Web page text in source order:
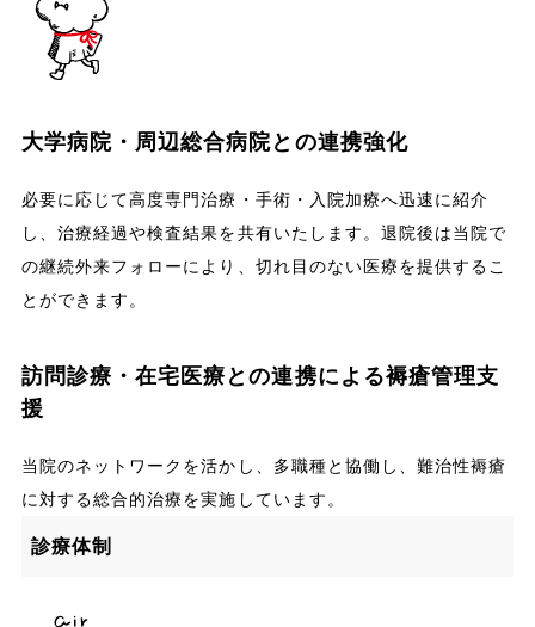
大学病院・周辺総合病院との連携強化
必要に応じて高度専門治療・手術・入院加療へ迅速に紹介
し、治療経過や検査結果を共有いたします。退院後は当院で
の継続外来フォローにより、切れ目のない医療を提供するこ
とができます。
訪問診療・在宅医療との連携による褥瘡管理支
援
当院のネットワークを活かし、多職種と協働し、難治性褥瘡
に対する総合的治療を実施しています。
診療体制